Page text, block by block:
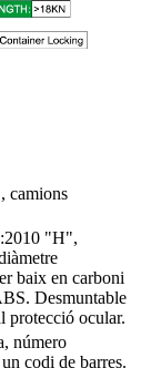
camions
"H",
baix en carboni
Desmuntable
protecció ocular.
número
codi de barres.